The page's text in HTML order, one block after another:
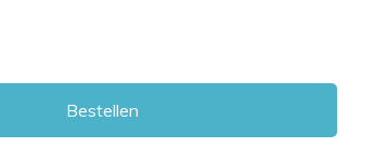
Bestellen